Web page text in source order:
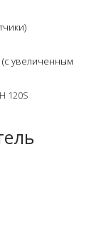
(с увеличенным
120S